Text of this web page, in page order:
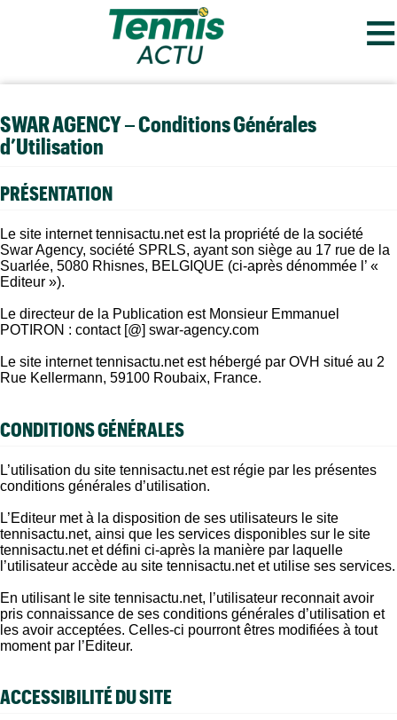
≡
SWAR AGENCY – Conditions Générales
d’Utilisation
PRÉSENTATION
Le site internet tennisactu.net est la propriété de la société
Swar Agency, société SPRLS, ayant son siège au 17 rue de la
Suarlée, 5080 Rhisnes, BELGIQUE (ci-après dénommée l’ «
Editeur »).
Le directeur de la Publication est Monsieur Emmanuel
POTIRON : contact [@] swar-agency.com
Le site internet tennisactu.net est hébergé par OVH situé au 2
Rue Kellermann, 59100 Roubaix, France.
CONDITIONS GÉNÉRALES
L’utilisation du site tennisactu.net est régie par les présentes
conditions générales d’utilisation.
L’Editeur met à la disposition de ses utilisateurs le site
tennisactu.net, ainsi que les services disponibles sur le site
tennisactu.net et défini ci-après la manière par laquelle
l’utilisateur accède au site tennisactu.net et utilise ses services.
En utilisant le site tennisactu.net, l’utilisateur reconnait avoir
pris connaissance de ses conditions générales d’utilisation et
les avoir acceptées. Celles-ci pourront êtres modifiées à tout
moment par l’Editeur.
ACCESSIBILITÉ DU SITE